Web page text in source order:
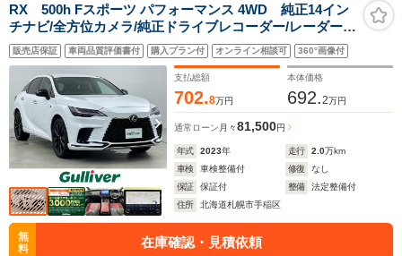
RX 500h Fスポーツ パフォーマンス 4WD 純正14イン
チナビ/全方位カメラ/純正ドライブレコーダー/レーダーク
ルーズコントロール/レクサスセーフティ/パドルシフト/レ
ザーシート/エアーシート/パワーシート/LEDヘッドライ
ト/オートライト
販売店保証 車両品質評価書付 購入プラン付 オンライン相談可 360°画像付
支払総額
702.8万円
本体価格
692.2万円
通常ローン 月々81,500円
年式 2023年 走行 2.0万km
車検
車検整備付 修復
なし
保証
保証付 整備
法定整備付
住所
北海道札幌市手稲区
無
料
在庫確認・見積依頼